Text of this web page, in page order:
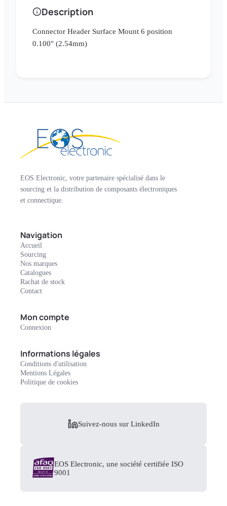
Description
Connector Header Surface Mount 6 position
0.100" (2.54mm)
EOS Electronic, votre partenaire spécialisé dans le
sourcing et la distribution de composants électroniques
et connectique.
Navigation
Accueil
Sourcing
Nos marques
Catalogues
Rachat de stock
Contact
Mon compte
Connexion
Informations légales
Conditions d'utilisation
Mentions Légales
Politique de cookies
Suivez-nous sur LinkedIn
EOS Electronic, une société certifiée ISO
9001